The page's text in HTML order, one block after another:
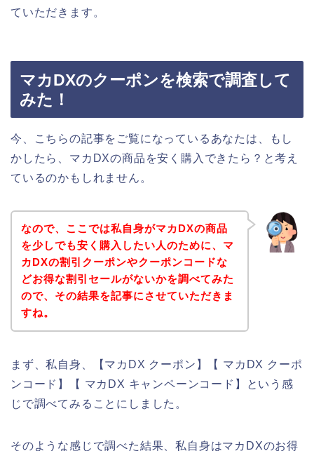
ていただきます。
マカDXのクーポンを検索で調査して
みた！
今、こちらの記事をご覧になっているあなたは、もし
かしたら、マカDXの商品を安く購入できたら？と考え
ているのかもしれません。
なので、ここでは私自身がマカDXの商品
を少しでも安く購入したい人のために、マ
カDXの割引クーポンやクーポンコードな
どお得な割引セールがないかを調べてみた
ので、その結果を記事にさせていただきま
すね。
まず、私自身、【マカDX クーポン】【 マカDX クーポ
ンコード】【 マカDX キャンペーンコード】という感
じで調べてみることにしました。
そのような感じで調べた結果、私自身はマカDXのお得